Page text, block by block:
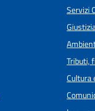
Servizi
Tributi,
Cultura